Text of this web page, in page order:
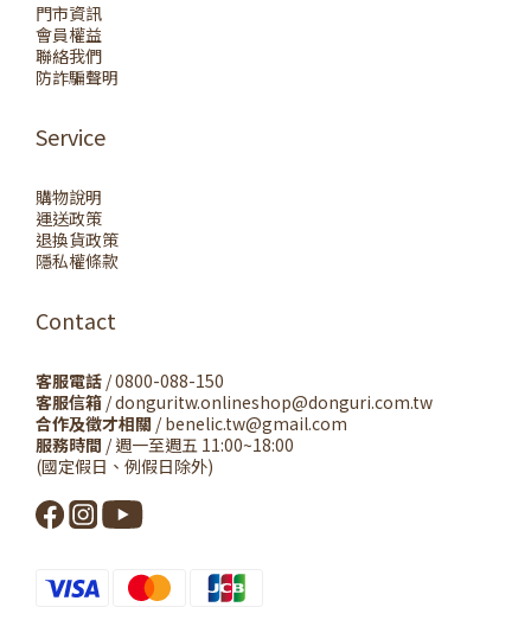
門市資訊
會員權益
聯絡我們
防詐騙聲明
Service
購物說明
運送政策
退換貨政策
隱私權條款
Contact
客服電話 / 0800-088-150
客服信箱 / donguritw.onlineshop@donguri.com.tw
合作及徵才相關 / benelic.tw@gmail.com
服務時間 / 週一至週五 11:00~18:00
(國定假日、例假日除外)